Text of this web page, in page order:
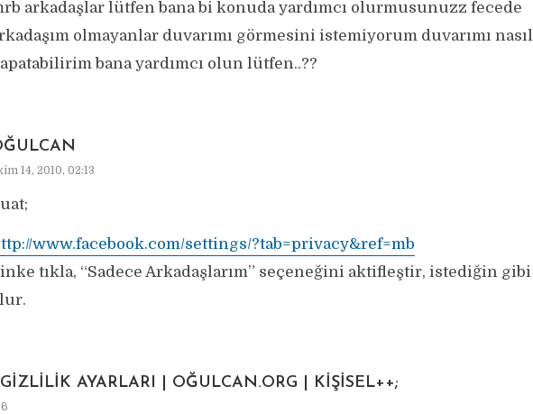
arkadaşlar lütfen bana bi konuda yardımcı olurmusunuzz fecede
olmayanlar duvarımı görmesini istemiyorum duvarımı nasıl
bana yardımcı olun lütfen..??
14, 2010, 02:13
www.facebook.com/settings/?tab=privacy&ref=mb
tıkla, “Sadece Arkadaşlarım” seçeneğini aktifleştir, istediğin gibi
AYARLARI | OĞULCAN.ORG | KIŞISEL++;